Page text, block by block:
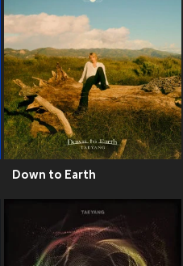
Down to Earth